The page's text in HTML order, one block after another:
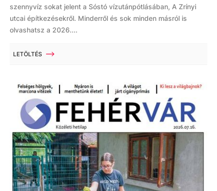
szennyvíz sokat jelent a Sóstó vízutánpótlásában, A Zrínyi
utcai építkezésekről. Minderről és sok minden másról is
olvashatsz a 2026....
LETÖLTÉS